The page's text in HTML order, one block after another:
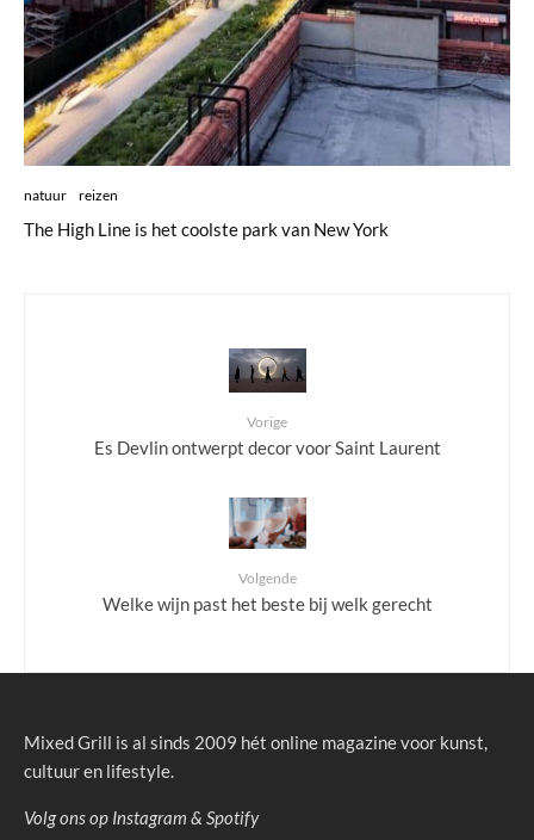
natuur reizen
The High Line is het coolste park van New York
Vorige
Es Devlin ontwerpt decor voor Saint Laurent
Volgende
Welke wijn past het beste bij welk gerecht
Mixed Grill is al sinds 2009 hét online magazine voor kunst,
cultuur en lifestyle.
Volg ons op Instagram & Spotify